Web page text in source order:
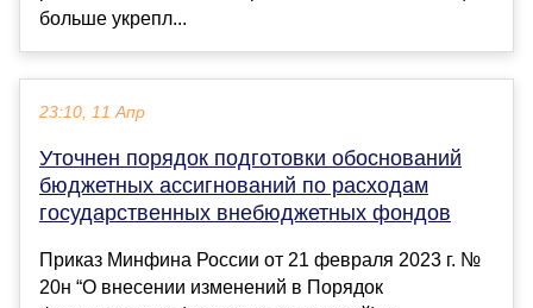
больше укрепл...
23:10, 11 Апр
Уточнен порядок подготовки обоснований
бюджетных ассигнований по расходам
государственных внебюджетных фондов
Приказ Минфина России от 21 февраля 2023 г. №
20н “О внесении изменений в Порядок